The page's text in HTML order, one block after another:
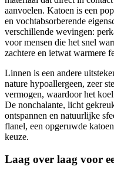
aanvoelen. Katoen is een
en vochtabsorberende
verschillende wevingen:
voor mensen die het snel
zachtere en ietwat warmere
Linnen is een andere
nature hypoallergeen, zeer
vermogen, waardoor het
De nonchalante, licht
ontspannen en natuurlijke
flanel, een opgeruwde
keuze.
Laag over laag voor